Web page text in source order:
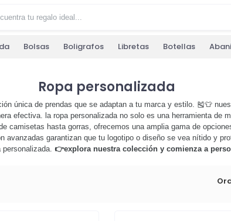
Bolsas Boligrafos Libretas Botellas
Ropa personalizada
única de prendas que se adaptan a tu marca y estilo. 🎽👕
efectiva. la ropa personalizada no solo es una herramienta de
camisetas hasta gorras, ofrecemos una amplia gama de
garantizan que tu logotipo o diseño se vea nítido y
👉explora nuestra colección y comienza a